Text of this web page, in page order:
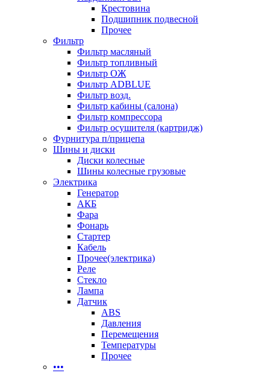
Крестовина
Подшипник подвесной
Прочее
Фильтр
Фильтр масляный
Фильтр топливный
Фильтр ОЖ
Фильтр ADBLUE
Фильтр возд.
Фильтр кабины (салона)
Фильтр компрессора
Фильтр осушителя (картридж)
Фурнитура п/прицепа
Шины и диски
Диски колесные
Шины колесные грузовые
Электрика
Генератор
АКБ
Фара
Фонарь
Стартер
Кабель
Прочее(электрика)
Реле
Стекло
Лампа
Датчик
ABS
Давления
Перемещения
Температуры
Прочее
•••